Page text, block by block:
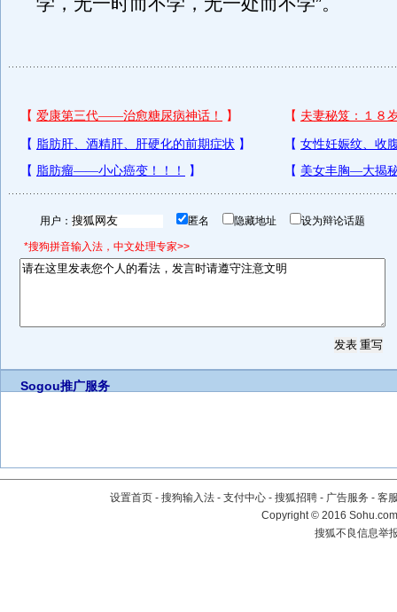
用户： 匿名 隐藏地址 设为辩论话题
*搜狗拼音输入法，中文处理专家>>
Sogou推广服务
设置首页 - 搜狗输入法 - 支付中心 - 搜狐招聘 - 广告服务 - 客
Copyright©2016
搜狐不良信息举